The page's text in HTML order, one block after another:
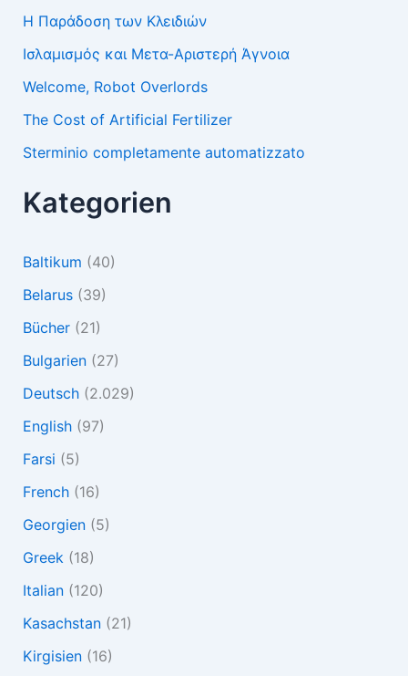
Η Παράδοση των Κλειδιών
Ισλαμισμός και Μετα-Αριστερή Άγνοια
Welcome, Robot Overlords
The Cost of Artificial Fertilizer
Sterminio completamente automatizzato
Kategorien
Baltikum (40)
Belarus(39)
Bücher(21)
Bulgarien(27)
Deutsch(2.029)
English(97)
Farsi (5)
French(16)
Georgien(5)
Greek (18)
Italian(120)
Kasachstan(21)
Kirgisien(16)